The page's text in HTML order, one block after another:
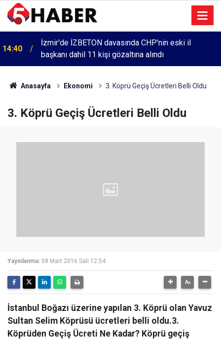
14:40
İzmir'de İZBETON davasında CHP'nin eski il
başkanı dahil 11 kişi gözaltına alındı
Anasayfa Ekonomi 3. Köprü Geçiş Ücretleri Belli Oldu
3. Köprü Geçiş Ücretleri Belli Oldu
Yayınlanma: 08 Mart 2016 Salı 12:54
İstanbul Boğazı üzerine yapılan 3. Köprü olan Yavuz
Sultan Selim Köprüsü ücretleri belli oldu.3.
Köprüden Geçiş Ücreti Ne Kadar? Köprü geçiş